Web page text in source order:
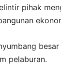
pihak
pelaburan.